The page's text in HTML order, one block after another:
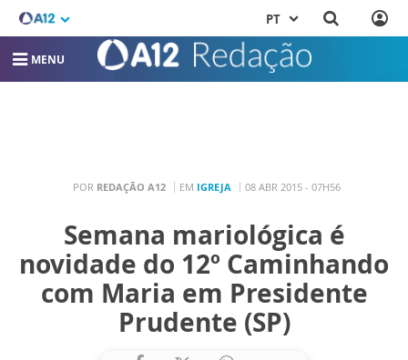
PT
MENU
POR REDAÇÃO A12 EM IGREJA 08 ABR 2015 - 07H56
Semana mariológica é
novidade do 12º Caminhando
com Maria em Presidente
Prudente (SP)